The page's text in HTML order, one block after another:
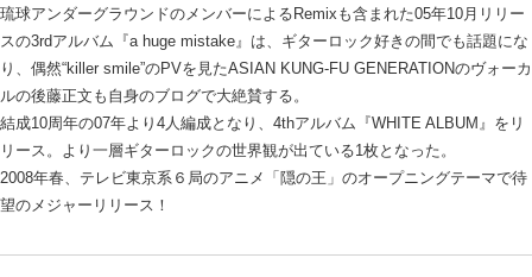
琉球アンダーグラウンドのメンバーによるRemixも含まれた05年10月リリー
スの3rdアルバム『a huge mistake』は、ギターロック好きの間でも話題にな
り、偶然“killer smile”のPVを見たASIAN KUNG-FU GENERATIONのヴォーカ
ルの後藤正文も自身のブログで大絶賛する。
結成10周年の07年より4人編成となり、4thアルバム『WHITE ALBUM』をリ
リース。より一層ギターロックの世界観が出ている1枚となった。
2008年春、テレビ東京系６局のアニメ「隠の王」のオープニングテーマで待
望のメジャーリリース！